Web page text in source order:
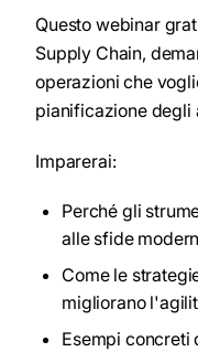
Questo webinar
Supply Chain,
operazioni che
pianificazione degli
Imparerai:
Perché gli
alle sfide
Come le
migliorano
Esempi concreti